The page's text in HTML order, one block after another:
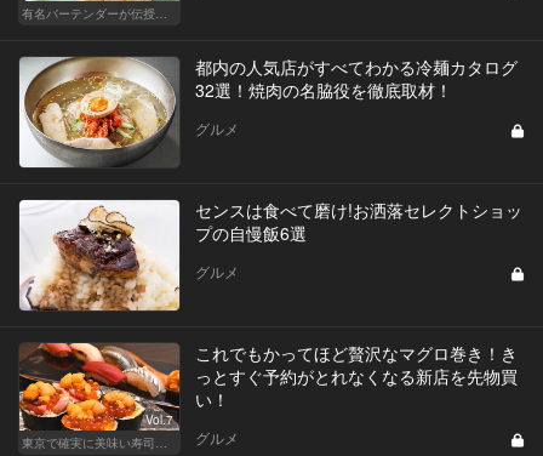
都内の人気店がすべてわかる冷麺カタログ
32選！焼肉の名脇役を徹底取材！
グルメ
センスは食べて磨け!お洒落セレクトショッ
プの自慢飯6選
グルメ
Vol.7
これでもかってほど贅沢なマグロ巻き！き
っとすぐ予約がとれなくなる新店を先物買
い！
グルメ